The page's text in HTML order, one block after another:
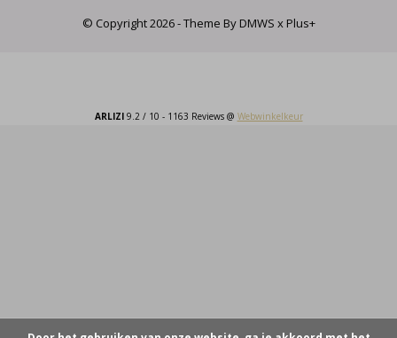
© Copyright2026- Theme ByDMWS xPlus+
ARLIZI9.2/ 10 - 1163 Reviews @ Webwinkelkeur